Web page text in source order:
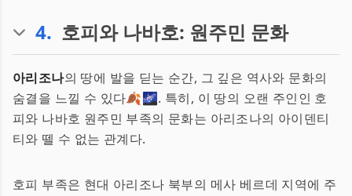
4. 호피와 나바호: 원주민 문화
아리조나의 땅에 발을 딛는 순간, 그 깊은 역사와 문화의
숨결을 느낄 수 있다🍂🌌. 특히, 이 땅의 오랜 주인인 호
피와 나바호 원주민 부족의 문화는 아리조나의 아이덴티
티와 뗄 수 없는 관계다.
호피 부족은 현대 아리조나 북부의 메사 베르데 지역에 주